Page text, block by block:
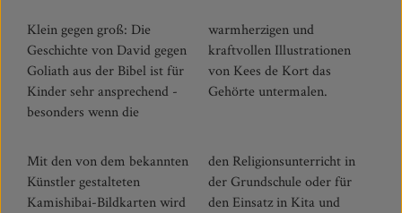
Klein gegen groß: Die
Geschichte von David gegen
Goliath aus der Bibel ist für
Kinder sehr ansprechend -
besonders wenn die
warmherzigen und
kraftvollen Illustrationen
von Kees de Kort das
Gehörte untermalen.
Mit den von dem bekannten
Künstler gestalteten
Kamishibai-Bildkarten wird
den Religionsunterricht in
der Grundschule oder für
den Einsatz in Kita und